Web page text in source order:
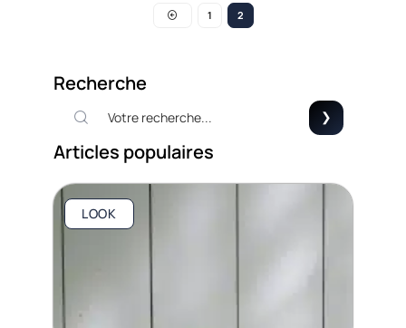
1 2
Recherche
Articles populaires
LOOK